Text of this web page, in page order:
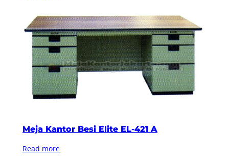
Meja Kantor Besi Elite EL-421 A
Read more